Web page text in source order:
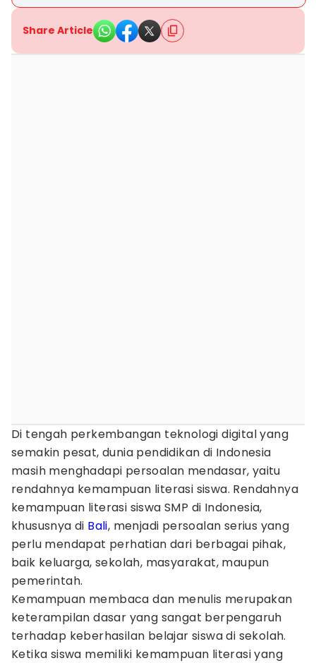
Share Article
Di tengah perkembangan teknologi digital yang
semakin pesat, dunia pendidikan di Indonesia
masih menghadapi persoalan mendasar, yaitu
rendahnya kemampuan literasi siswa. Rendahnya
kemampuan literasi siswa SMP di Indonesia,
khususnya di Bali, menjadi persoalan serius yang
perlu mendapat perhatian dari berbagai pihak,
baik keluarga, sekolah, masyarakat, maupun
pemerintah.
Kemampuan membaca dan menulis merupakan
keterampilan dasar yang sangat berpengaruh
terhadap keberhasilan belajar siswa di sekolah.
Ketika siswa memiliki kemampuan literasi yang